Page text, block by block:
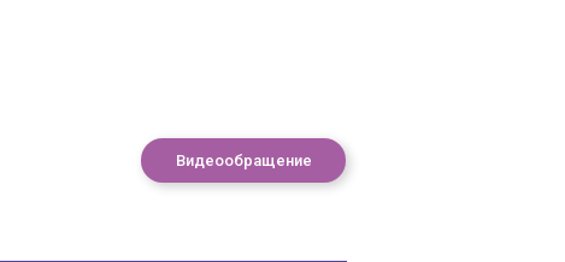
Видеообращение